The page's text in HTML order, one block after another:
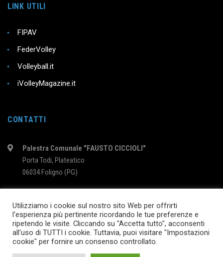
LINK UTILI
FIPAV
FederVolley
Volleyball.it
iVolleyMagazine.it
CONTATTI
Palestra Comunale "FAUSTO CICCIOLI"
Porta Todi, Plateatico
06034 Foligno (PG)
2024 © InterVolleyFoligno.it | P.I. 02895760540
SEGUICI SU
Utilizziamo i cookie sul nostro sito Web per offrirti
l'esperienza più pertinente ricordando le tue preferenze e
ripetendo le visite. Cliccando su "Accetta tutto", acconsenti
all'uso di TUTTI i cookie. Tuttavia, puoi visitare "Impostazioni
cookie" per fornire un consenso controllato.